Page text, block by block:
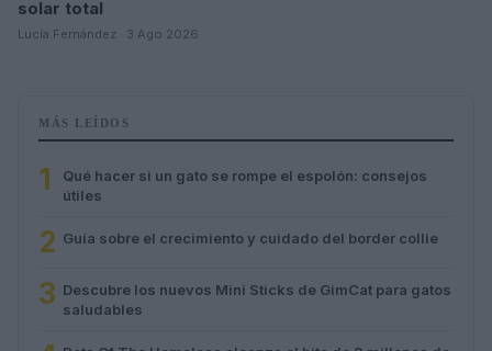
solar total
Lucía Fernández · 3 Ago 2026
MÁS LEÍDOS
1
Qué hacer si un gato se rompe el espolón: consejos
útiles
2 Guía sobre el crecimiento y cuidado del border collie
3 Descubre los nuevos Mini Sticks de GimCat para gatos
saludables